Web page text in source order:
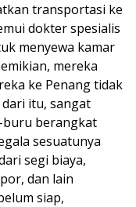
transportasi ke
dokter spesialis
menyewa kamar
mereka
ke Penang tidak
itu, sangat
berangkat
sesuatunya
segi biaya,
dan lain
siap,